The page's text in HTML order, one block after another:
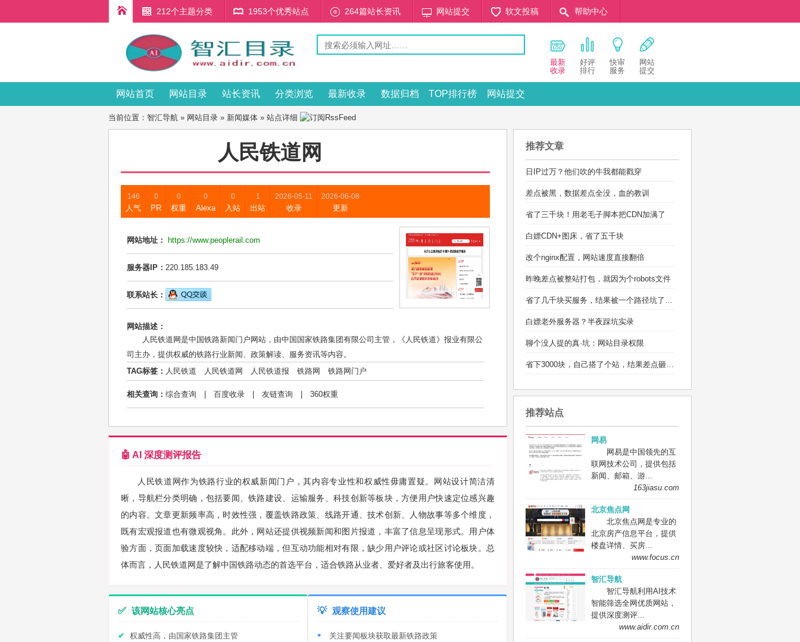
212个主题分类 1953个优秀站点 264篇站长资讯 网站提交 软文投稿 帮助中心
最新
收录
好评
排行
快审
服务
网站
提交
网站首页 网站目录 站长资讯 分类浏览 最新收录 数据归档 TOP排行榜 网站提交
当前位置： 智汇导航 » 网站目录 » 新闻媒体 » 站点详细
人民铁道网
146
人气
0
PR
0
权重
0
Alexa
0
入站
1
出站
2026-05-11
收录
2026-06-08
更新
网站地址： https://www.peoplerail.com
服务器IP： 220.185.183.49
联系站长：
网站描述：
人民铁道网是中国铁路新闻门户网站，由中国国家铁路集团有限公司主管，《人民铁道》报业有限公
司主办，提供权威的铁路行业新闻、政策解读、服务资讯等内容。
TAG标签： 人民铁道 人民铁道网 人民铁道报 铁路网 铁路网门户
相关查询： 综合查询 百度收录 友链查询 360权重
🤖 AI 深度测评报告
人民铁道网作为铁路行业的权威新闻门户，其内容专业性和权威性毋庸置疑。网站设计简洁清
晰，导航栏分类明确，包括要闻、铁路建设、运输服务、科技创新等板块，方便用户快速定位感兴趣
的内容。文章更新频率高，时效性强，覆盖铁路政策、线路开通、技术创新、人物故事等多个维度，
既有宏观报道也有微观视角。此外，网站还提供视频新闻和图片报道，丰富了信息呈现形式。用户体
验方面，页面加载速度较快，适配移动端，但互动功能相对有限，缺少用户评论或社区讨论板块。总
体而言，人民铁道网是了解中国铁路动态的首选平台，适合铁路从业者、爱好者及出行旅客使用。
✅ 该网站核心亮点
权威性高，由国家铁路集团主管
💡 观察使用建议
关注要闻板块获取最新铁路政策
推荐文章
日IP过万？他们吹的牛我都能戳穿
差点被黑，数据差点全没，血的教训
省了三千块！用老毛子脚本把CDN加满了
白嫖CDN+图床，省了五千块
改个nginx配置，网站速度直接翻倍
昨晚差点被整站打包，就因为个robots文件
省了几千块买服务，结果被一个路径坑了两宿
白嫖老外服务器？半夜踩坑实录
聊个没人提的真·坑：网站目录权限
省下3000块，自己搭了个站，结果差点砸电脑
推荐站点
网易
网易是中国领先的互
联网技术公司，提供包括
新闻、邮箱、游...
163jiasu.com
北京焦点网
北京焦点网是专业的
北京房产信息平台，提供
楼盘详情、买房...
www.focus.cn
智汇导航
智汇导航利用AI技术
智能筛选全网优质网站，
提供深度测评...
www.aidir.com.cn